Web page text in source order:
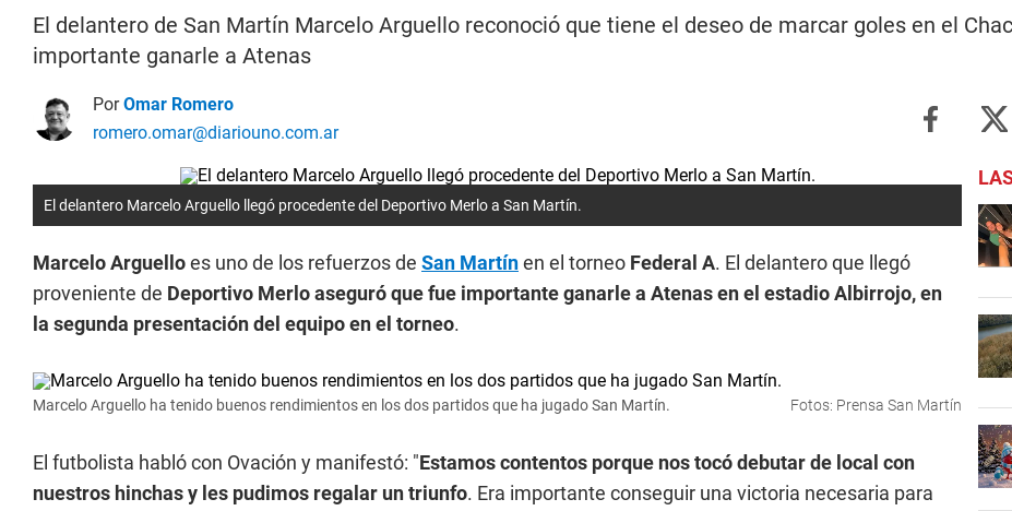
El delantero de San Martín Marcelo Arguello reconoció que tiene el deseo de marcar goles en el
importante ganarle a Atenas
PorOmar Romero
romero.omar@diariouno.com.ar
El delantero Marcelo Arguello llegó procedente del Deportivo Merlo a San Martín.
Marcelo Arguelloes uno de los refuerzos de San Martínen el torneo Federal A. El delantero que llegó
proveniente de Deportivo Merloaseguró que fue importante ganarle a Atenas en el estadio Albirrojo, en
la segunda presentación del equipo en el torneo.
Marcelo Arguello ha tenido buenos rendimientos en los dos partidos que ha jugado San Martín. Fotos: Prensa San Martín
El futbolista habló con Ovación y manifestó: "Estamos contentos porque nos tocó debutar de local con
nuestros hinchas y les pudimos regalar un triunfo. Era importante conseguir una victoria necesaria para